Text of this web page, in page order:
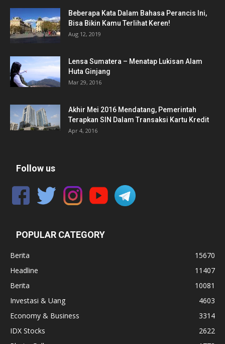
Beberapa Kata Dalam Bahasa Perancis Ini,
Bisa Bikin Kamu Terlihat Keren!
Aug 12, 2019
Lensa Sumatera – Menatap Lukisan Alam
Huta Ginjang
Mar 29, 2016
Akhir Mei 2016 Mendatang, Pemerintah
Terapkan SIN Dalam Transaksi Kartu Kredit
Apr 4, 2016
Follow us
POPULAR CATEGORY
Berita
15670
Headline
11407
Berita
10081
Investasi & Uang
4603
Economy & Business
3314
IDX Stocks
2622